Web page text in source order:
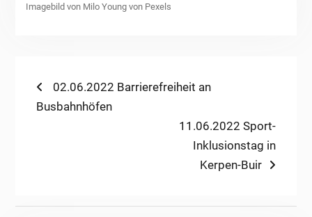
Imagebild von Milo Young von Pexels
Beitragsnavigation
Previous
post:
02.06.2022 Barrierefreiheit an
Busbahnhöfen
Next
post:
11.06.2022 Sport-
Inklusionstag in
Kerpen-Buir